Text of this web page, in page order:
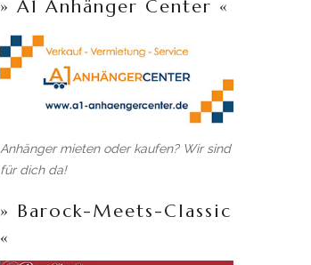
» A1 Anhänger Center «
Anhänger mieten oder kaufen? Wir sind
für dich da!
» Barock-Meets-Classic
«